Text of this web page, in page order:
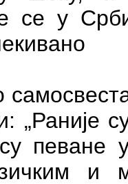
се у
„Раније
певане
и